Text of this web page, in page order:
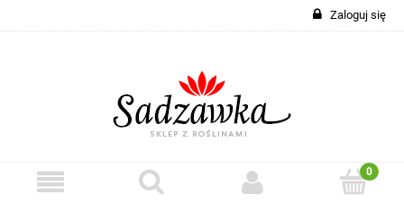
Zaloguj się